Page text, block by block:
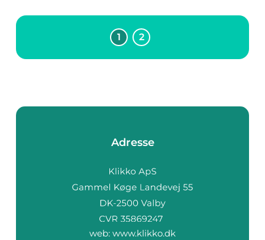
svært at gennemskue,
hvad det vil koste at
male en lejlighed på
1 2
Adresse
web: www.klikko.dk